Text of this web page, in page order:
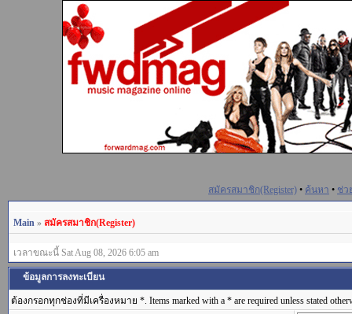
สมัครสมาชิก(Register) • ค้นหา • ช่ว
Main » สมัครสมาชิก(Register)
เวลาขณะนี้ Sat Aug 08, 2026 6:05 am
ข้อมูลการลงทะเบียน
ต้องกรอกทุกช่องที่มีเครื่องหมาย *. Items marked with a * are required unless stated